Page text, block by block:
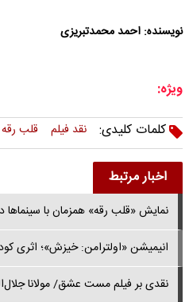
نویسنده: احمد محمدتبریزی
ویژه:
کلمات کلیدی:
نقد فیلم قلب رقه
اخبار مرتبط
نمایش «قلب رقه» همزمان با سینماها
انیمیشن «اولترامن: خیزش»؛ اثری
نقدی بر فیلم مست عشق/ مولانا